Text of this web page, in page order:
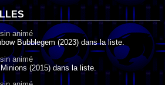
animé
Bubblegem (2023) dans la liste.
animé
(2015) dans la liste.